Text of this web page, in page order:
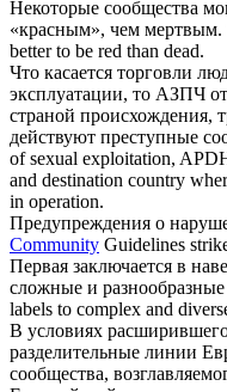
Некоторые сообщества
«красным», чем мертвым.
better to be red than dead.
Что касается торговли
эксплуатации, то АЗПЧ
страной происхождения,
действуют преступные
of sexual exploitation,
and destination country
in operation.
Предупреждения о
Community Guidelines
Первая заключается в
сложные и разнообразные
labels to complex and
В условиях
разделительные линии
сообщества,